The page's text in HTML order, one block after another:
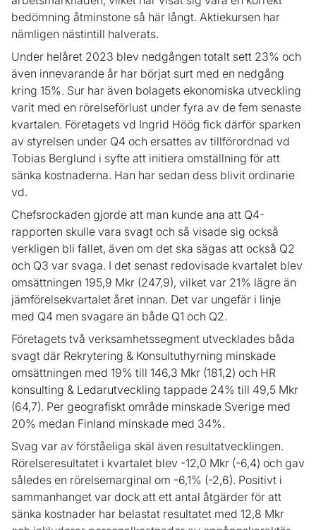
bedömning åtminstone så här långt. Aktiekursen har
nämligen nästintill halverats.
Under helåret 2023 blev nedgången totalt sett 23% och
även innevarande år har börjat surt med en nedgång
kring 15%. Sur har även bolagets ekonomiska utveckling
varit med en rörelseförlust under fyra av de fem senaste
kvartalen. Företagets vd Ingrid Höög fick därför sparken
av styrelsen under Q4 och ersattes av tillförordnad vd
Tobias Berglund i syfte att initiera omställning för att
sänka kostnaderna. Han har sedan dess blivit ordinarie
vd.
Chefsrockaden gjorde att man kunde ana att Q4-
rapporten skulle vara svagt och så visade sig också
verkligen bli fallet, även om det ska sägas att också Q2
och Q3 var svaga. I det senast redovisade kvartalet blev
omsättningen 195,9 Mkr (247,9), vilket var 21% lägre än
jämförelsekvartalet året innan. Det var ungefär i linje
med Q4 men svagare än både Q1 och Q2.
Företagets två verksamhetssegment utvecklades båda
svagt där Rekrytering & Konsultuthyrning minskade
omsättningen med 19% till 146,3 Mkr (181,2) och HR
konsulting & Ledarutveckling tappade 24% till 49,5 Mkr
(64,7). Per geografiskt område minskade Sverige med
20% medan Finland minskade med 34%.
Svag var av förståeliga skäl även resultatvecklingen.
Rörelseresultatet i kvartalet blev -12,0 Mkr (-6,4) och gav
således en rörelsemarginal om -6,1% (-2,6). Positivt i
sammanhanget var dock att ett antal åtgärder för att
sänka kostnader har belastat resultatet med 12,8 Mkr